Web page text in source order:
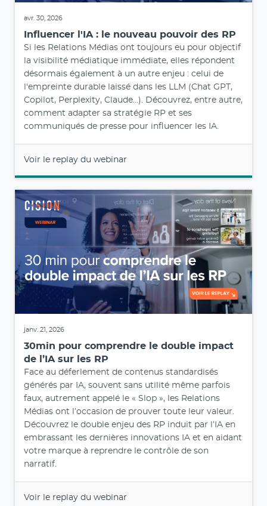
avr. 30, 2026
Influencer l'IA : le nouveau pouvoir des RP
Si les Relations Médias ont toujours eu pour objectif
la visibilité médiatique immédiate, elles répondent
désormais également à un autre enjeu : celui de
l'empreinte durable laissé dans les LLM (Chat GPT,
Copilot, Perplexity, Claude…). Découvrez, entre autre,
comment adapter sa stratégie RP et ses
communiqués de presse pour influencer les IA.
Voir le replay du webinar
janv. 21, 2026
30min pour comprendre le double impact
de l’IA sur les RP
Face au déferlement de contenus standardisés
générés par IA, souvent sans utilité même parfois
faux, autrement appelé le « Slop », les Relations
Médias ont l’occasion de prouver toute leur valeur.
Découvrez le double enjeu des RP induit par l’IA en
embrassant les dernières innovations IA et en aidant
votre marque à reprendre le contrôle de son
narratif.
Voir le replay du webinar